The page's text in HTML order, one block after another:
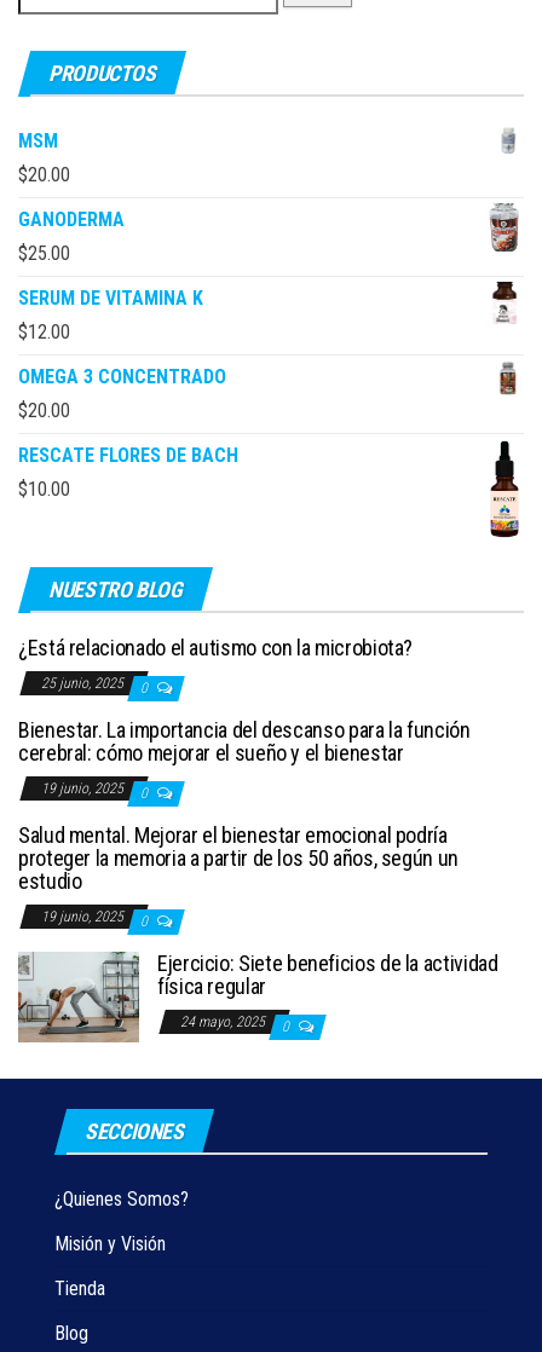
por:
PRODUCTOS
MSM
$20.00
GANODERMA
$25.00
SERUM DE VITAMINA K
$12.00
OMEGA 3 CONCENTRADO
$20.00
RESCATE FLORES DE BACH
$10.00
NUESTRO BLOG
¿Está relacionado el autismo con la microbiota?
25 junio, 2025 0
Bienestar. La importancia del descanso para la función
cerebral: cómo mejorar el sueño y el bienestar
19 junio, 2025 0
Salud mental. Mejorar el bienestar emocional podría
proteger la memoria a partir de los 50 años, según un
estudio
19 junio, 2025 0
Ejercicio: Siete beneficios de la actividad
física regular
24 mayo, 2025 0
SECCIONES
¿Quienes Somos?
Misión y Visión
Tienda
Blog